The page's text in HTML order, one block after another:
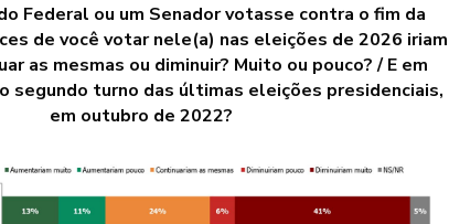
Federal ou um Senador votasse contra o fim da
de você votar nele(a) nas eleições de 2026 iriam
as mesmas ou diminuir? Muito ou pouco? / E em
segundo turno das últimas eleições presidenciais,
em outubro de 2022?